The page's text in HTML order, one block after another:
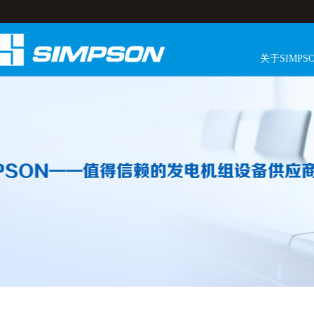
关于